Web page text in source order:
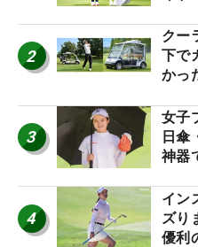
2
クー
下で
かっ
3
女子
日傘
神器
4
イン
ズり
優利